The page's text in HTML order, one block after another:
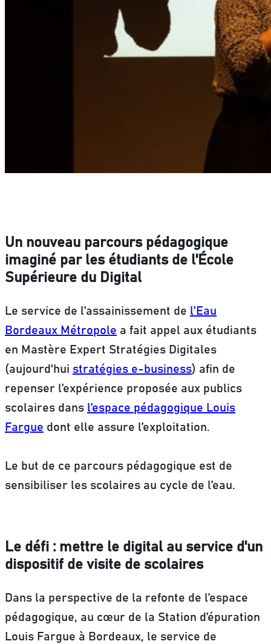
Un nouveau parcours pédagogique
imaginé par les étudiants de l'École
Supérieure du Digital
Le service de l’assainissement de l’Eau
Bordeaux Métropole a fait appel aux étudiants
en Mastère Expert Stratégies Digitales
(aujourd'hui stratégies e-business) afin de
repenser l’expérience proposée aux publics
scolaires dans l’espace pédagogique Louis
Fargue dont elle assure l’exploitation.
Le but de ce parcours pédagogique est de
sensibiliser les scolaires au cycle de l’eau.
Le défi : mettre le digital au service d'un
dispositif de visite de scolaires
Dans la perspective de la refonte de l’espace
pédagogique, au cœur de la Station d’épuration
Louis Fargue à Bordeaux, le service de